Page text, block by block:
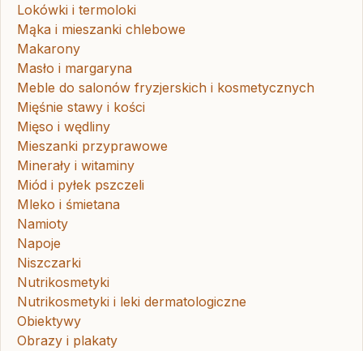
Lokówki i termoloki
Mąka i mieszanki chlebowe
Makarony
Masło i margaryna
Meble do salonów fryzjerskich i kosmetycznych
Mięśnie stawy i kości
Mięso i wędliny
Mieszanki przyprawowe
Minerały i witaminy
Miód i pyłek pszczeli
Mleko i śmietana
Namioty
Napoje
Niszczarki
Nutrikosmetyki
Nutrikosmetyki i leki dermatologiczne
Obiektywy
Obrazy i plakaty